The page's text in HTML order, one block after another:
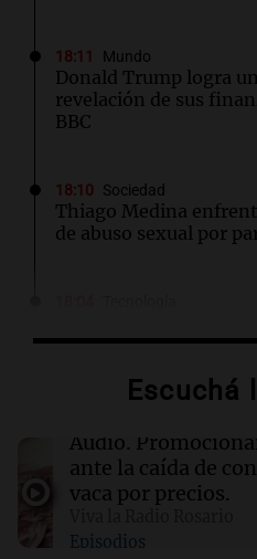
18:11 Mundo
Donald Trump logra
revelación de sus
BBC
18:10 Sociedad
Thiago Medina
de abuso sexual por
millones para
18:03 Tecnología
Último día para
descuento en
Disrupt 2026
Escuchá
Audio.
ante la caída de
vaca por precios.
Episodios